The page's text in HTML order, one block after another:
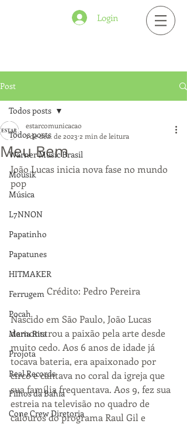
Login
Post
Todos posts
Warner Music Brasil
Mousik
Música
L7NNON
Papatinho
Papatunes
HITMAKER
Ferrugem
Pocah
Maria Rita
Projota
Real Records
Filhos da Bahia
Cone Crew Diretoria
Todos posts
Meu Bem
estarcomunicacao
1 de dez. de 2023 2 min de leitura
João Lucas inicia nova fase no mundo
pop
Crédito: Pedro Pereira
Nascido em São Paulo, João Lucas
demonstrou a paixão pela arte desde
muito cedo. Aos 6 anos de idade já
tocava bateria, era apaixonado por
circo e cantava no coral da igreja que
sua família frequentava. Aos 9, fez sua
estreia na televisão no quadro de
calouros do programa Raul Gil e